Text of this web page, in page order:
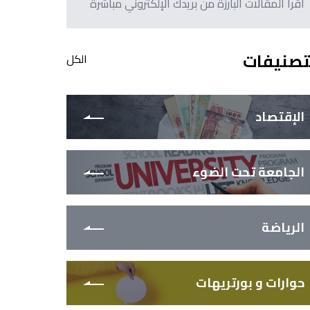
الكل
الإقتصاد
الجامعة تحت الضوء
الرياضة
حوارات و بورتريهات